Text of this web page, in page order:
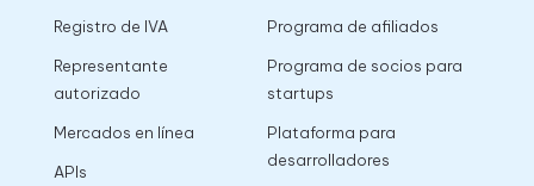
Registro de IVA
Representante
autorizado
Mercados en línea
APIs
Programa de afiliados
Programa de socios para
startups
Plataforma para
desarrolladores